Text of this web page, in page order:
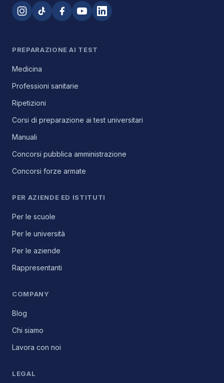
PREPARAZIONE AI TEST
Medicina
Professioni sanitarie
Ripetizioni
Corsi di preparazione ai test universitari
Manuali
Concorsi pubblica amministrazione
Concorsi forze armate
PER AZIENDE ED ISTITUTI
Per le scuole
Per le università
Per le aziende
Rappresentanti
COMPANY
Blog
Chi siamo
Lavora con noi
LEGAL